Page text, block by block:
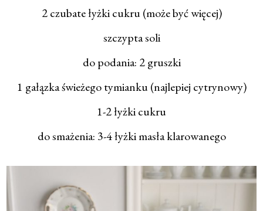
2 czubate łyżki cukru (może być więcej)
szczypta soli
do podania: 2 gruszki
1 gałązka świeżego tymianku (najlepiej cytrynowy)
1-2 łyżki cukru
do smażenia: 3-4 łyżki masła klarowanego